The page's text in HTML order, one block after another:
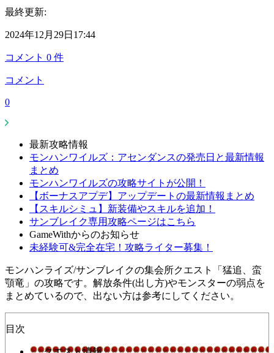
最終更新:
2024年12月29日17:44
コメント 0 件
コメント
0
最新攻略情報
モンハンワイルズ：アセンダンスの発売日と最新情報
まとめ
モンハンワイルズの攻略サイトが公開！
【ボーナスアプデ】アップデートの最新情報まとめ
【スキルシミュ】新装備やスキルを追加！
サンブレイク専用攻略ページはこちら
GameWithからのお知らせ
未経験可&完全在宅！攻略ライター募集！
モンハンライズ/サンブレイクの集会所クエスト「猛追、蛮
顎竜」の攻略です。解放条件(出し方)やモンスターの弱点を
まとめているので、出ない方は参考にしてください。
目次